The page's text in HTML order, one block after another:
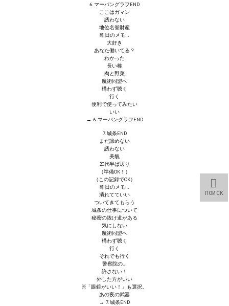
Корсары 3 Сундук мертвеца Remaster Fan Edition
Sea Dogs - City of Abandoned Ships Remaster Fan Edition
Sea Dogs Remaster Fan Edition
Divinity Original Sin Enhanced Edition
6. マーバングラフEND
ここはガマン
誘わない
地位名誉財産
昨日のメモ…
大好き
あなた働いてる？
わかった
長い棒
肉と野菜
魔術同盟へ
構わず聴く
行く
便利で使ってみたい
いい
→ 6. マーバングラフEND
7. 城条END
まだ諦めない
誘わない
美貌
20代半ば辺り
（準備OK！）
（この記録でOK）
昨日のメモ…
潰れてていい
ついてきてもらう
城条の仕事について
秘密の抜け道がある
気にしない
魔術同盟へ
構わず聴く
行く
それでも行く
警察院の…
許さない！
外した方がいい
※「眼鏡がいい！」も選択。
あの夜の武器
→ 7. 城条END
ПОИСК